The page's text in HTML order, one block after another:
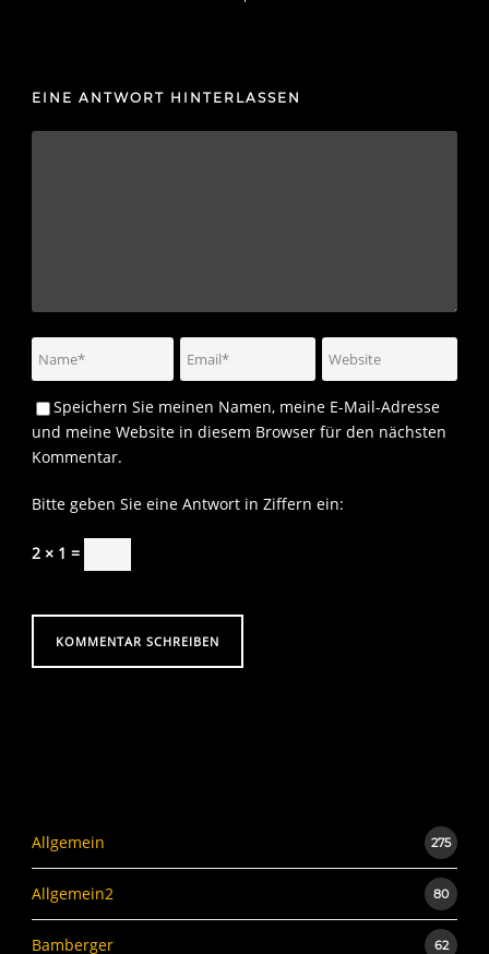
EINE ANTWORT HINTERLASSEN
Speichern Sie meinen Namen, meine E-Mail-Adresse
und meine Website in diesem Browser für den nächsten
Kommentar.
Bitte geben Sie eine Antwort in Ziffern ein:
2 × 1 =
Allgemein 275
Allgemein2 80
Bamberger 62